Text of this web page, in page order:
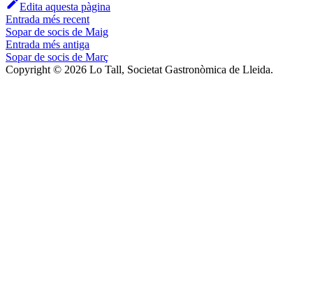
Edita aquesta pàgina
Entrada més recent
Sopar de socis de Maig
Entrada més antiga
Sopar de socis de Març
Copyright © 2026 Lo Tall, Societat Gastronòmica de Lleida.